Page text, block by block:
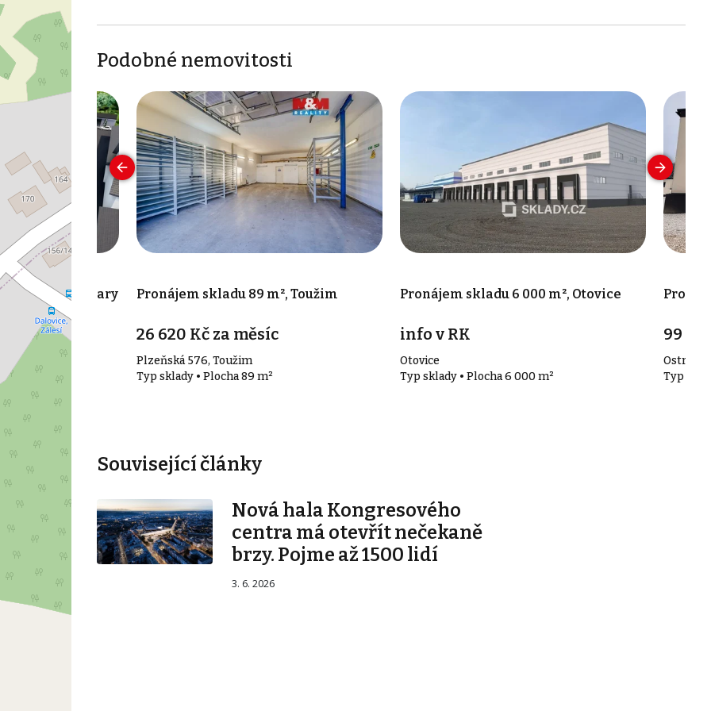
Podobné nemovitosti
m², Karlovy Vary
Pronájem skladu 89 m², Toužim
26 620 Kč za měsíc
Plzeňská 576, Toužim
Typ sklady • Plocha 89 m²
Pronájem skladu 6 000 m², Otovice
info v RK
Otovice
Typ sklady • Plocha 6 000 m²
99
Ostrov
Typ
Související články
Nová hala Kongresového
centra má otevřít nečekaně
brzy. Pojme až 1500 lidí
3. 6. 2026